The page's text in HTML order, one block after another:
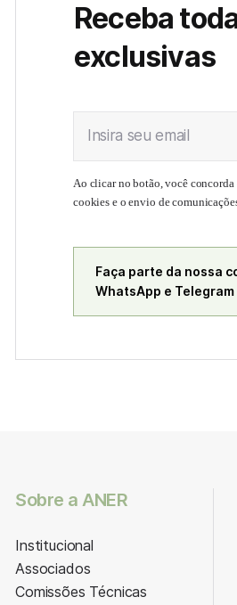
Receba
exclusivas
Insira seu email
Ao clicar no botão, você concorda
cookies e o envio de
Faça parte da nossa
WhatsApp e Telegram
Sobre a ANER
Institucional
Associados
Comissões Técnicas